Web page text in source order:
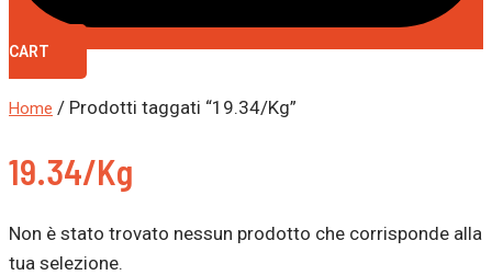
CART
Home / Prodotti taggati “19.34/Kg”
19.34/Kg
Non è stato trovato nessun prodotto che corrisponde alla
tua selezione.